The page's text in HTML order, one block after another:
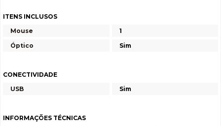
ITENS INCLUSOS
Mouse
1
Óptico
Sim
CONECTIVIDADE
USB
Sim
INFORMAÇÕES TÉCNICAS